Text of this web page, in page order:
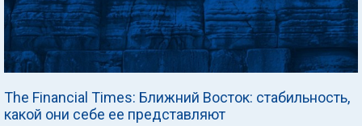
The Financial Times: Ближний Восток: стабильность,
какой они себе ее представляют